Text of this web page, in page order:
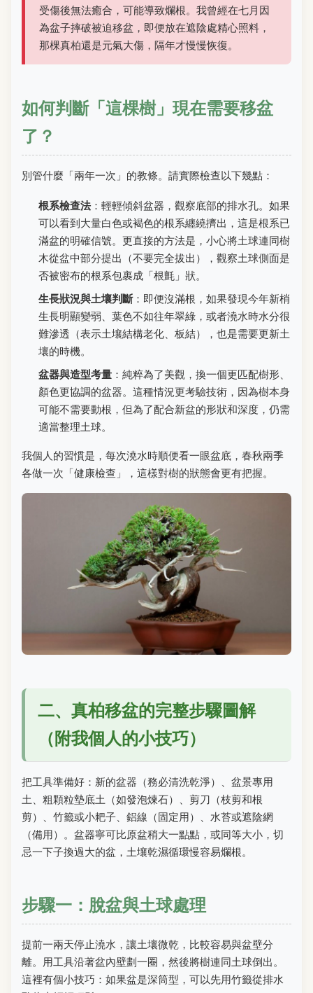
受傷後無法癒合，可能導致爛根。我曾經在七月因
為盆子摔破被迫移盆，即便放在遮陰處精心照料，
那棵真柏還是元氣大傷，隔年才慢慢恢復。
如何判斷「這棵樹」現在需要移盆
了？
別管什麼「兩年一次」的教條。請實際檢查以下幾點：
根系檢查法：輕輕傾斜盆器，觀察底部的排水孔。如果
可以看到大量白色或褐色的根系纏繞擠出，這是根系已
滿盆的明確信號。更直接的方法是，小心將土球連同樹
木從盆中部分提出（不要完全拔出），觀察土球側面是
否被密布的根系包裹成「根氈」狀。
生長狀況與土壤判斷：即便沒滿根，如果發現今年新梢
生長明顯變弱、葉色不如往年翠綠，或者澆水時水分很
難滲透（表示土壤結構老化、板結），也是需要更新土
壤的時機。
盆器與造型考量 ：純粹為了美觀，換一個更匹配樹形、
顏色更協調的盆器。這種情況更考驗技術，因為樹本身
可能不需要動根，但為了配合新盆的形狀和深度，仍需
適當整理土球。
我個人的習慣是，每次澆水時順便看一眼盆底，春秋兩季
各做一次「健康檢查」，這樣對樹的狀態會更有把握。
二、真柏移盆的完整步驟圖解
（附我個人的小技巧）
把工具準備好：新的盆器（務必清洗乾淨）、盆景專用
土、粗顆粒墊底土（如發泡煉石）、剪刀（枝剪和根
剪）、竹籤或小耙子、鋁線（固定用）、水苔或遮陰網
（備用）。盆器寧可比原盆稍大一點點，或同等大小，切
忌一下子換過大的盆，土壤乾濕循環慢容易爛根。
步驟一：脫盆與土球處理
提前一兩天停止澆水，讓土壤微乾，比較容易與盆壁分
離。用工具沿著盆內壁劃一圈，然後將樹連同土球倒出。
這裡有個小技巧：如果盆是深筒型，可以先用竹籤從排水